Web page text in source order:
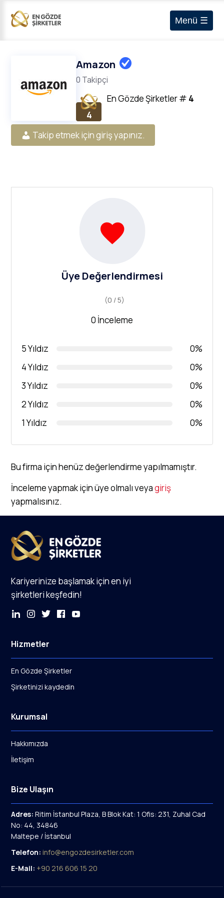
Menü ☰
Amazon
0 Takipçi
4
En Gözde Şirketler# 4
Takip etmek için giriş yapınız.
Üye Değerlendirmesi
(0 / 5)
0 İnceleme
5 Yıldız
0%
4 Yıldız
0%
3 Yıldız
0%
2 Yıldız
0%
1 Yıldız
0%
Bu firma için henüz değerlendirme yapılmamıştır.
İnceleme yapmak için üye olmalı veyagiriş
yapmalısınız.
Kariyerinize başlamak için en iyi
şirketleri keşfedin!
Hizmetler
En Gözde Şirketler
Şirketinizi kaydedin
Kurumsal
Hakkımızda
İletişim
Bize Ulaşın
Adres: Ritim İstanbul Plaza, B Blok Kat: 1 Ofis: 231, Zuhal Cad
No: 44, 34846
Maltepe / İstanbul
Telefon: info@engozdesirketler.com
E-Mail: +90 216 606 15 20